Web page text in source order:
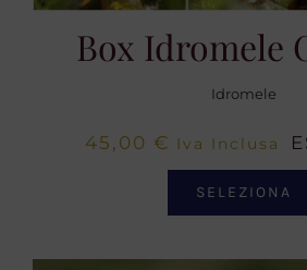
Box Idromele
Idromele
45,00 € Iva Inclusa
SELEZIONA